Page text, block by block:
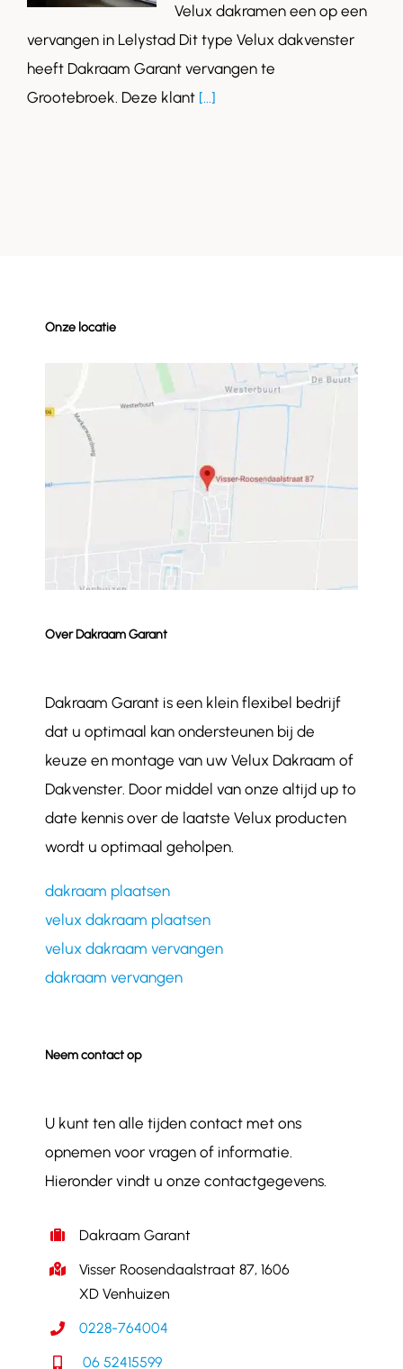
Velux dakramen een op een
vervangen in Lelystad Dit type Velux dakvenster
heeft Dakraam Garant vervangen te
Grootebroek. Deze klant [...]
Onze locatie
Over Dakraam Garant
Dakraam Garant is een klein flexibel bedrijf
dat u optimaal kan ondersteunen bij de
keuze en montage van uw Velux Dakraam of
Dakvenster. Door middel van onze altijd up to
date kennis over de laatste Velux producten
wordt u optimaal geholpen.
dakraam plaatsen
velux dakraam plaatsen
velux dakraam vervangen
dakraam vervangen
Neem contact op
U kunt ten alle tijden contact met ons
opnemen voor vragen of informatie.
Hieronder vindt u onze contactgegevens.
Dakraam Garant
Visser Roosendaalstraat 87, 1606
XD Venhuizen
0228-764004
06 52415599